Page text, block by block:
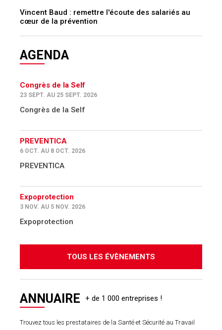
Vincent Baud : remettre l'écoute des salariés au
cœur de la prévention
AGENDA
Congrès de la Self
23 SEPT. AU 25 SEPT. 2026
Congrès de la Self
PREVENTICA
6 OCT. AU 8 OCT. 2026
PREVENTICA
Expoprotection
3 NOV. AU 5 NOV. 2026
Expoprotection
TOUS LES ÉVÈNEMENTS
ANNUAIRE
Trouvez tous les prestataires de la Santé et Sécurité au Travail